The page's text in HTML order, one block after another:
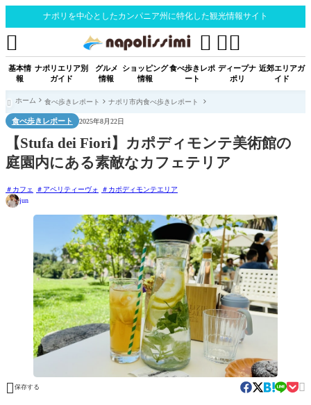
ナポリを中心としたカンパニア州に特化した観光情報サイト
基本情
報
ナポリエリア別
ガイド
グルメ
情報
ショッピング
情報
食べ歩きレポ
ート
ディープナ
ポリ
近郊エリアガ
イド
 

 ホーム 食べ歩きレポート ナポリ市内食べ歩きレポート
食べ歩きレポート 2025年8月22日
【Stufa dei Fiori】カポディモンテ美術館の
庭園内にある素敵なカフェテリア
カフェ アペリティーヴォ
カポディモンテエリア
jun
 保存する 